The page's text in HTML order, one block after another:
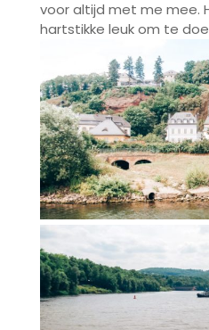
voor altijd met me mee.
hartstikke leuk om te